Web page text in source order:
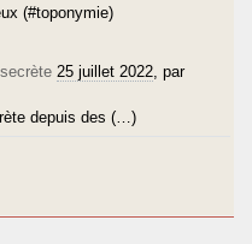
(#toponymie)
25 juillet 2022 , par
depuis des (…)